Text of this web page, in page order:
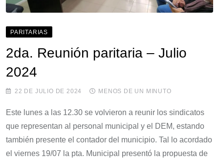
PARITARIAS
2da. Reunión paritaria – Julio
2024
22 DE JULIO DE 2024 MENOS DE UN MINUTO
Este lunes a las 12.30 se volvieron a reunir los sindicatos
que representan al personal municipal y el DEM, estando
también presente el contador del municipio. Tal lo acordado
el viernes 19/07 la pta. Municipal presentó la propuesta de